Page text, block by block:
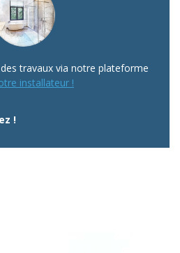
travaux via notre plateforme
installateur !
!